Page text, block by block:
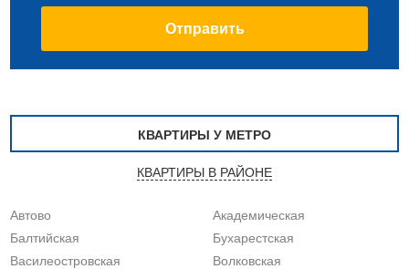
КВАРТИРЫ У МЕТРО
КВАРТИРЫ В РАЙОНЕ
Автово
Академическая
Балтийская
Бухарестская
Василеостровская
Волковская